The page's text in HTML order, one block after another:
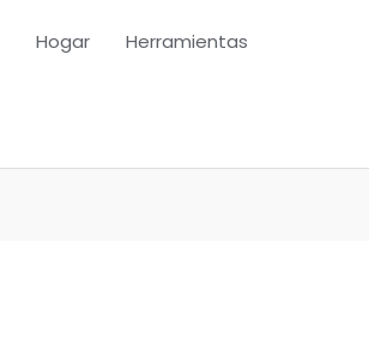
Hogar Herramientas